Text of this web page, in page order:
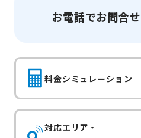
お電話でお問合せ
料金シミュレーション
対応エリア・